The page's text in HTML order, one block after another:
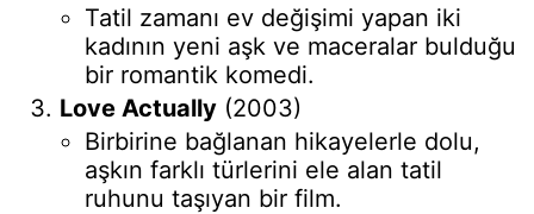
Tatil zamanı ev değişimi yapan iki
kadının yeni aşk ve maceralar bulduğu
bir romantik komedi.
Love Actually (2003)
Birbirine bağlanan hikayelerle dolu,
aşkın farklı türlerini ele alan tatil
ruhunu taşıyan bir film.